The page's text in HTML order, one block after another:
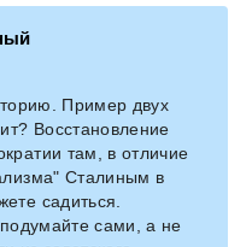
Пример двух
Восстановление
там, в отличие
Сталиным в
садиться.
сами, а не